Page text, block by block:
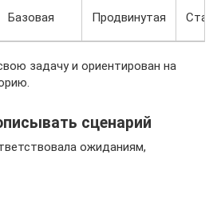
Базовая Продвинутая
задачу и ориентирован на
сценарий
ожиданиям,